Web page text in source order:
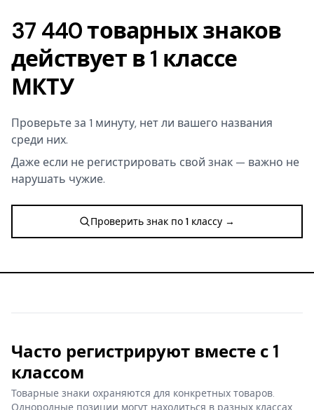
37 440 товарных знаков
действует в 1 классе
МКТУ
Проверьте за 1 минуту, нет ли вашего названия
среди них.
Даже если не регистрировать свой знак — важно не
нарушать чужие.
Проверить знак по 1 классу →
Часто регистрируют вместе с 1
классом
Товарные знаки охраняются для конкретных товаров.
Однородные позиции могут находиться в разных классах